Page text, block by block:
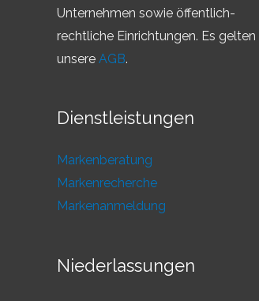
Unternehmen sowie öffentlich-
rechtliche Einrichtungen. Es gelten
unsere AGB.
Dienstleistungen
Markenberatung
Markenrecherche
Markenanmeldung
Niederlassungen